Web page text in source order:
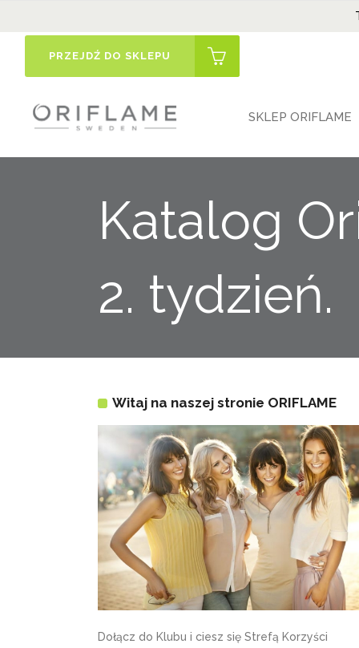
PRZEJDŹ DO SKLEPU
SKLEP ORIFLAME
Katalog
2. tydzień.
Witaj na naszej stronie ORIFLAME
Dołącz do Klubu i ciesz się Strefą Korzyści